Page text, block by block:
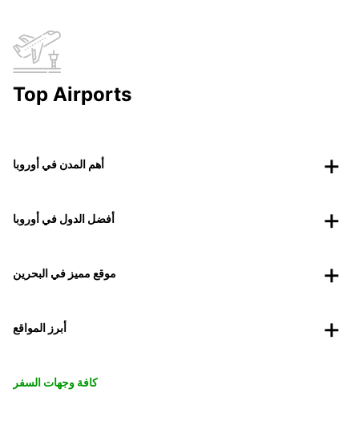
Top Airports
أهم المدن في أوروبا
أفضل الدول في أوروبا
موقع مميز في البحرين
أبرز المواقع
كافة وجهات السفر